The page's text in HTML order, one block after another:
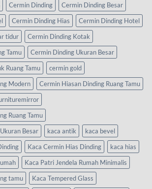
Cermin Dinding
Cermin Dinding Besar
Cermin Dinding Hias
Cermin Dinding Hotel
tidur
Cermin Dinding Kotak
Tamu
Cermin Dinding Ukuran Besar
Ruang Tamu
cermin gold
Modern
Cermin Hiasan Dinding Ruang Tamu
Ruang Tamu
Besar
kaca antik
kaca bevel
Kaca Cermin Hias Dinding
kaca hias
Kaca Patri Jendela Rumah Minimalis
tamu
Kaca Tempered Glass